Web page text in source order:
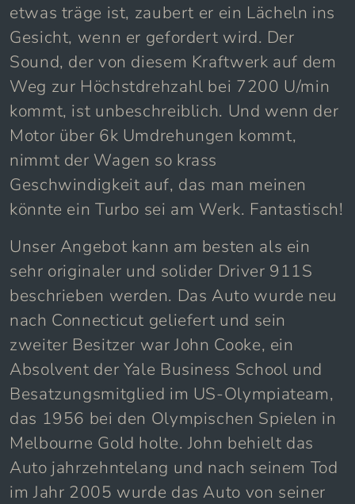
etwas träge ist, zaubert er ein Lächeln ins
Gesicht, wenn er gefordert wird. Der
Sound, der von diesem Kraftwerk auf dem
Weg zur Höchstdrehzahl bei 7200 U/min
kommt, ist unbeschreiblich. Und wenn der
Motor über 6k Umdrehungen kommt,
nimmt der Wagen so krass
Geschwindigkeit auf, das man meinen
könnte ein Turbo sei am Werk. Fantastisch!
Unser Angebot kann am besten als ein
sehr originaler und solider Driver 911S
beschrieben werden. Das Auto wurde neu
nach Connecticut geliefert und sein
zweiter Besitzer war John Cooke, ein
Absolvent der Yale Business School und
Besatzungsmitglied im US-Olympiateam,
das 1956 bei den Olympischen Spielen in
Melbourne Gold holte. John behielt das
Auto jahrzehntelang und nach seinem Tod
im Jahr 2005 wurde das Auto von seiner